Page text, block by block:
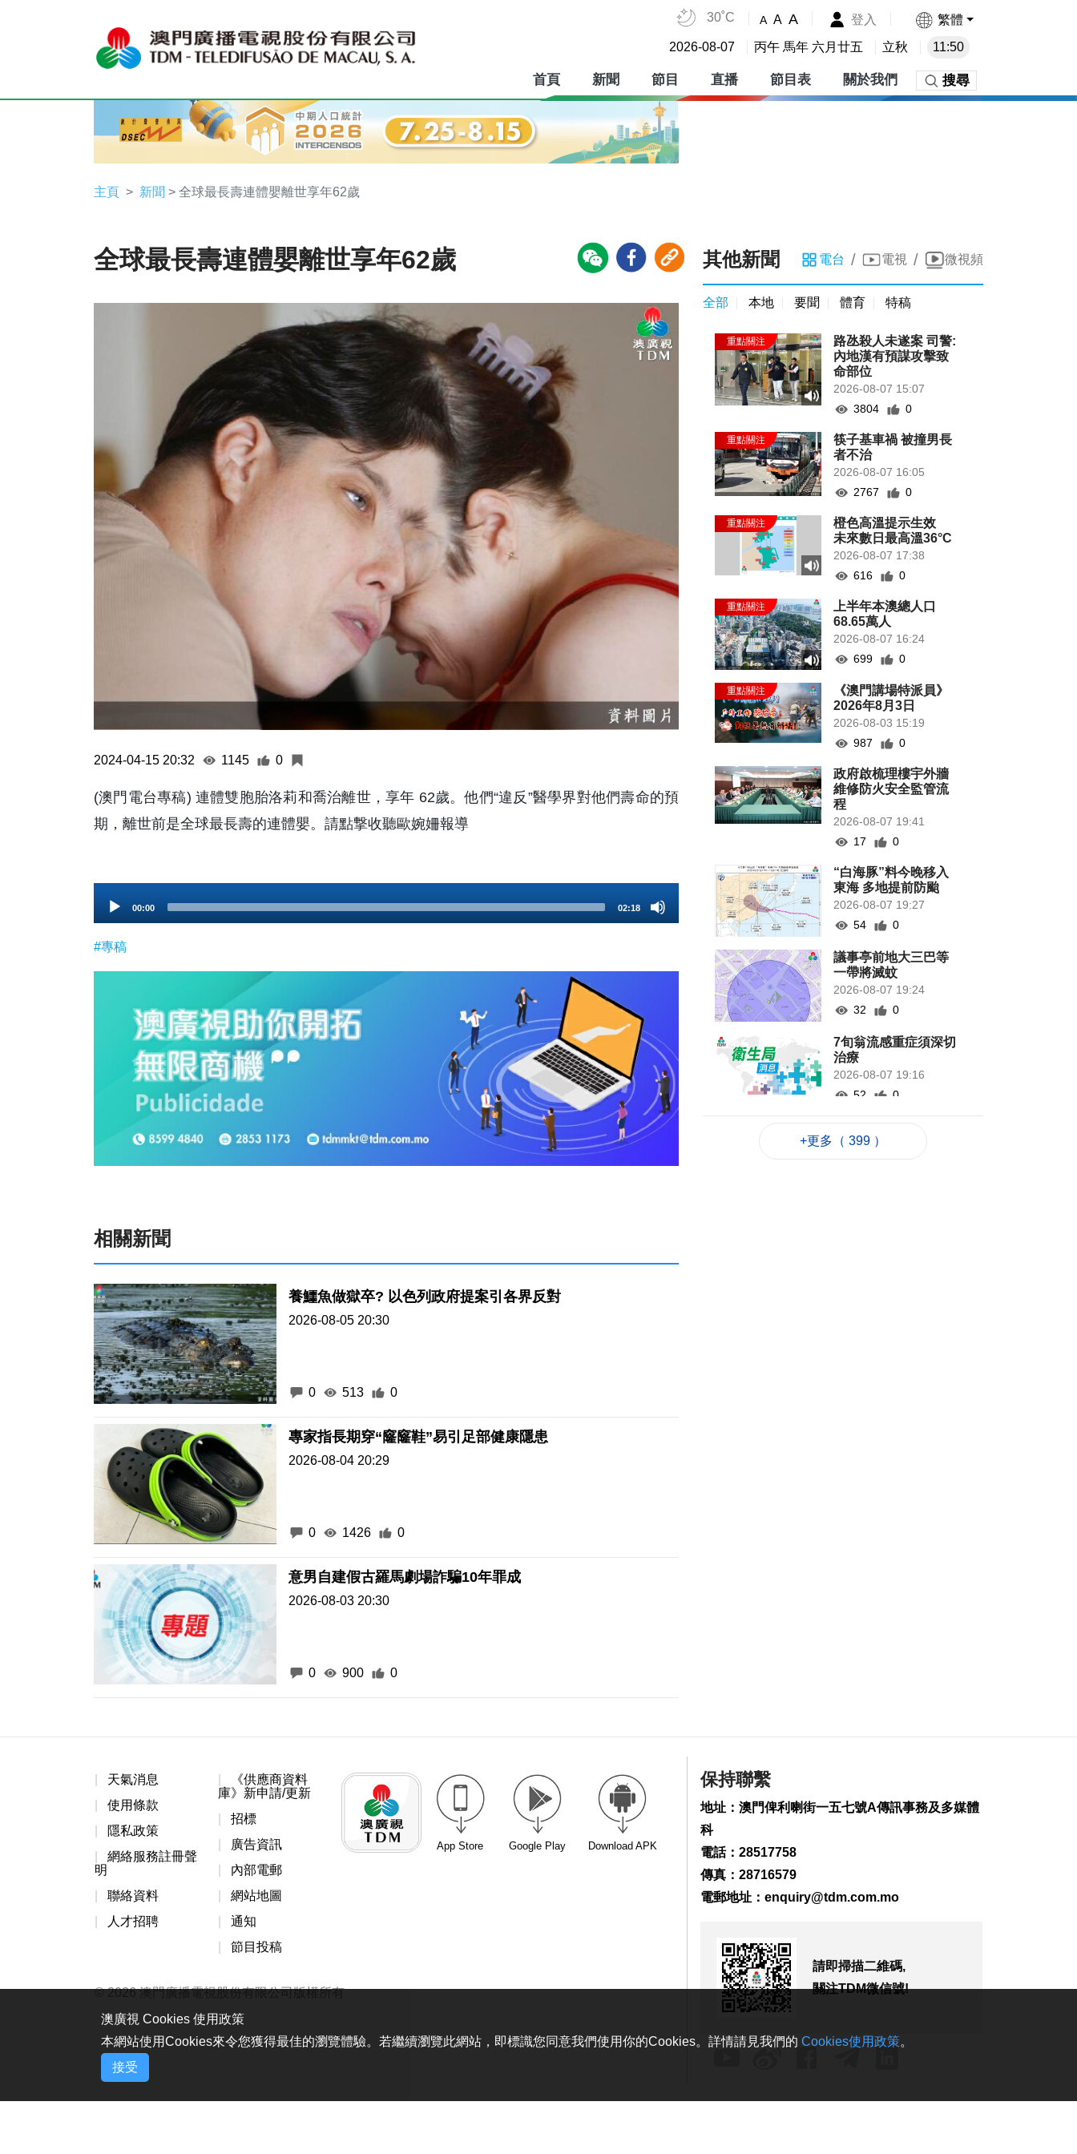
30˚C A A A 登入 繁體
2026-08-07 丙午 馬年 六月廿五 立秋 11:50
首頁 新聞 節目 直播 節目表 關於我們 搜尋
主頁 新聞 > 全球最長壽連體嬰離世享年62歲
全球最長壽連體嬰離世享年62歲
2024-04-15 20:32 1145 0
(澳門電台專稿) 連體雙胞胎洛莉和喬治離世，享年 62歲。他們“違反”醫學界對他們壽命的預
期，離世前是全球最長壽的連體嬰。請點撃收聽歐婉姍報導
Player
00:00 02:18
#專稿
相關新聞
養鱷魚做獄卒? 以色列政府提案引各界反對
2026-08-05 20:30
0 513 0
專家指長期穿“窿窿鞋”易引足部健康隱患
2026-08-04 20:29
0 1426 0
意男自建假古羅馬劇場詐騙10年罪成
2026-08-03 20:30
0 900 0
其他新聞 電台 / 電視 / 微視頻
全部 本地 要聞 體育 特稿
路氹殺人未遂案 司警:
內地漢有預謀攻擊致
命部位
2026-08-07 15:07
3804
0
筷子基車禍 被撞男長
者不治
2026-08-07 16:05
2767
0
橙色高溫提示生效
未來數日最高溫36°C
2026-08-07 17:38
616
0
上半年本澳總人口
68.65萬人
2026-08-07 16:24
699
0
《澳門講場特派員》
2026年8月3日
2026-08-03 15:19
987
0
政府啟梳理樓宇外牆
維修防火安全監管流
程
2026-08-07 19:41
17
0
“白海豚”料今晚移入
東海 多地提前防颱
2026-08-07 19:27
54
0
議事亭前地大三巴等
一帶將滅蚊
2026-08-07 19:24
32
0
7旬翁流感重症須深切
治療
2026-08-07 19:16
52
0
明恢復運作
澳車北上APP優化界
顏奕恆促增青洲公共
司警介入騙案阻匯款
1居民免損7.8萬元
+更多（ 399 ）
天氣消息
使用條款
隱私政策
網絡服務註冊聲
明
聯絡資料
人才招聘
《供應商資料
庫》新申請/更新
招標
廣告資訊
內部電郵
網站地圖
通知
節目投稿
App Store Google Play Download APK
© 2026 澳門廣播電視股份有限公司版權所有
保持聯繫
地址：澳門俾利喇街一五七號A傳訊事務及多媒體
科
電話：28517758
傳真：28716579
電郵地址： enquiry@tdm.com.mo
請即掃描二維碼,
關注TDM微信號!
澳廣視 Cookies 使用政策
本網站使用Cookies來令您獲得最佳的瀏覽體驗。若繼續瀏覽此網站，即標識您同意我們使用你的Cookies。詳情請見我們的 Cookies使用政策。
接受